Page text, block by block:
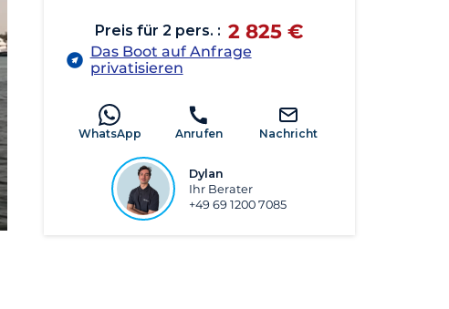
Preis für 2 pers. : 2 825 €
Das Boot auf Anfrage
privatisieren
WhatsApp Anrufen Nachricht
Dylan
Ihr Berater
+49 69 1200 7085